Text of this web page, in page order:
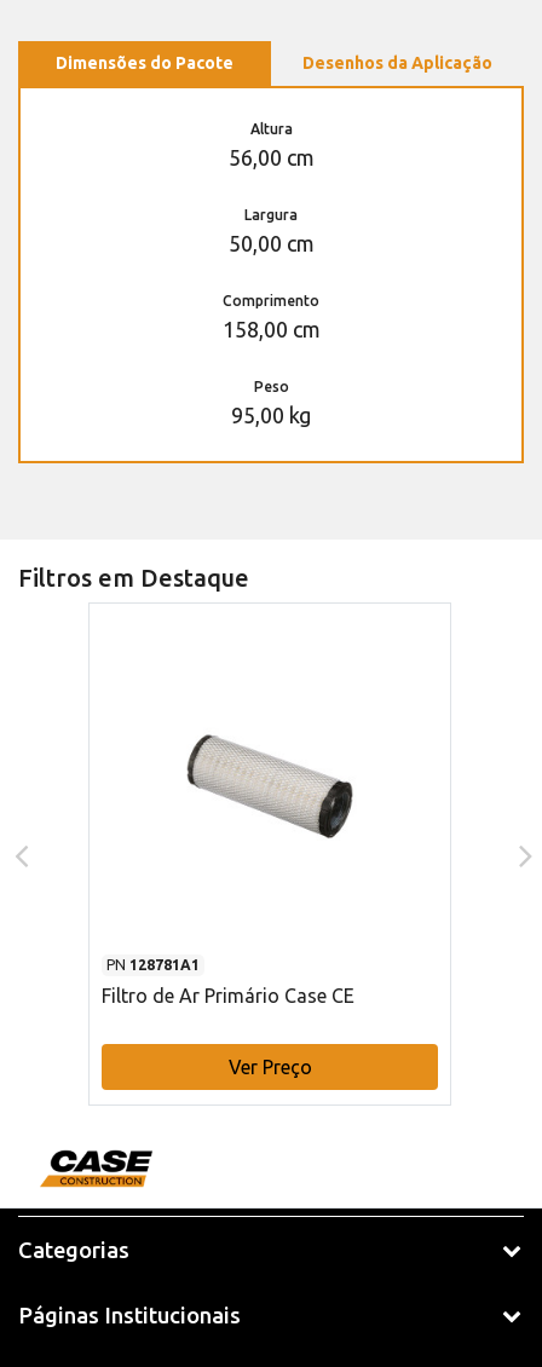
Dimensões do Pacote Desenhos da Aplicação
Altura
56,00 cm
Largura
50,00 cm
Comprimento
158,00 cm
Peso
95,00 kg
Filtros em Destaque
PN 128781A1
Filtro de Ar Primário Case CE
Ver Preço
Categorias
Páginas Institucionais